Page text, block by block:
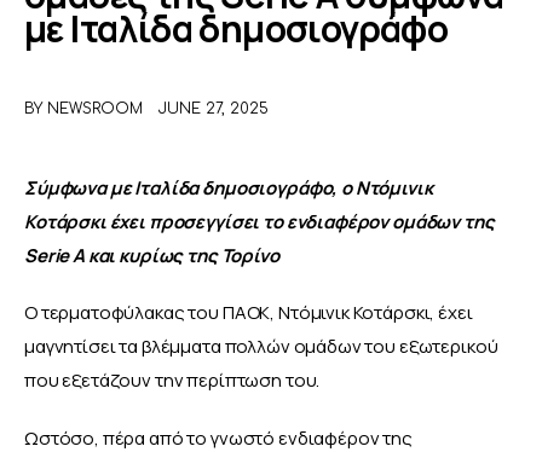
MEET THE TEAM
με Ιταλίδα δημοσιογράφο
BY NEWSROOM JUNE 27, 2025
Σύμφωνα με Ιταλίδα δημοσιογράφο, ο Ντόμινικ
Κοτάρσκι έχει προσεγγίσει το ενδιαφέρον ομάδων της
Serie A και κυρίως της Τορίνο
Ο τερματοφύλακας του ΠΑΟΚ, Ντόμινικ Κοτάρσκι, έχει
μαγνητίσει τα βλέμματα πολλών ομάδων του εξωτερικού
που εξετάζουν την περίπτωση του.
Ωστόσο, πέρα από το γνωστό ενδιαφέρον της